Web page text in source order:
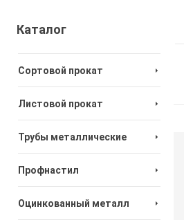
Каталог
Сортовой прокат
Листовой прокат
Трубы металлические
Профнастил
Оцинкованный металл